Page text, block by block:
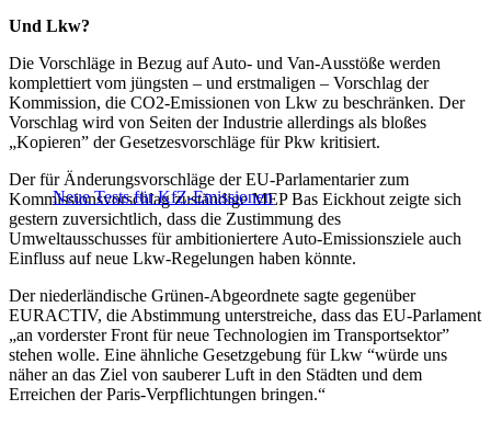
Und Lkw?
Die Vorschläge in Bezug auf Auto- und Van-Ausstöße werden
komplettiert vom jüngsten – und erstmaligen – Vorschlag der
Kommission, die CO2-Emissionen von Lkw zu beschränken. Der
Vorschlag wird von Seiten der Industrie allerdings als bloßes
„Kopieren” der Gesetzesvorschläge für Pkw kritisiert.
Neue Tests für KfZ-Emissionen
Der für Änderungsvorschläge der EU-Parlamentarier zum
Kommissionsvorschlag zuständige MEP Bas Eickhout zeigte sich
gestern zuversichtlich, dass die Zustimmung des
Umweltausschusses für ambitioniertere Auto-Emissionsziele auch
Einfluss auf neue Lkw-Regelungen haben könnte.
Der niederländische Grünen-Abgeordnete sagte gegenüber
EURACTIV, die Abstimmung unterstreiche, dass das EU-Parlament
„an vorderster Front für neue Technologien im Transportsektor”
stehen wolle. Eine ähnliche Gesetzgebung für Lkw “würde uns
näher an das Ziel von sauberer Luft in den Städten und dem
Erreichen der Paris-Verpflichtungen bringen.“